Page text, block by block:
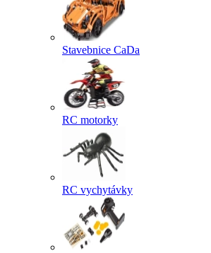
Stavebnice CaDa
RC motorky
RC vychytávky